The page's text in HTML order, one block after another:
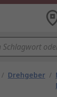
/ Drehgeber /